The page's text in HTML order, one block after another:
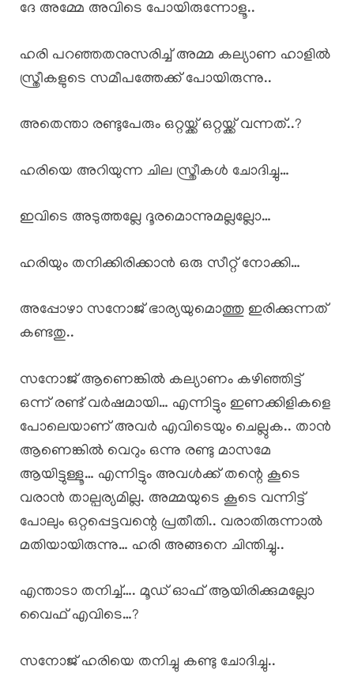
ദേ അമ്മേ അവിടെ പോയിരുന്നോളൂ..
ഹരി പറഞ്ഞതനുസരിച്ച് അമ്മ കല്യാണ ഹാളിൽ
സ്ത്രീകളുടെ സമീപത്തേക്ക് പോയിരുന്നു..
അതെന്താ രണ്ടുപേരും ഒറ്റയ്ക്ക് ഒറ്റയ്ക്ക് വന്നത്..?
ഹരിയെ അറിയുന്ന ചില സ്ത്രീകൾ ചോദിച്ചു…
ഇവിടെ അടുത്തല്ലേ ദൂരമൊന്നുമല്ലല്ലോ…
ഹരിയും തനിക്കിരിക്കാൻ ഒരു സീറ്റ് നോക്കി…
അപ്പോഴാ സനോജ് ഭാര്യയുമൊത്തു ഇരിക്കുന്നത്
കണ്ടതു..
സനോജ് ആണെങ്കിൽ കല്യാണം കഴിഞ്ഞിട്ട്
ഒന്ന് രണ്ട് വർഷമായി… എന്നിട്ടും ഇണക്കിളികളെ
പോലെയാണ് അവർ എവിടെയും ചെല്ലുക.. താൻ
ആണെങ്കിൽ വെറും ഒന്നു രണ്ടു മാസമേ
ആയിട്ടുള്ളൂ… എന്നിട്ടും അവൾക്ക് തന്റെ കൂടെ
വരാൻ താല്പര്യമില്ല. അമ്മയുടെ കൂടെ വന്നിട്ട്
പോലും ഒറ്റപ്പെട്ടവന്റെ പ്രതീതി.. വരാതിരുന്നാൽ
മതിയായിരുന്നു… ഹരി അങ്ങനെ ചിന്തിച്ചു..
എന്താടാ തനിച്ച്…. മൂഡ് ഓഫ് ആയിരിക്കുമല്ലോ
വൈഫ് എവിടെ…?
സനോജ് ഹരിയെ തനിച്ചു കണ്ടു ചോദിച്ചു..